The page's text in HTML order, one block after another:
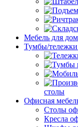
Мебель для
Тумбы/
столы
Офисная
Столы
Кресла